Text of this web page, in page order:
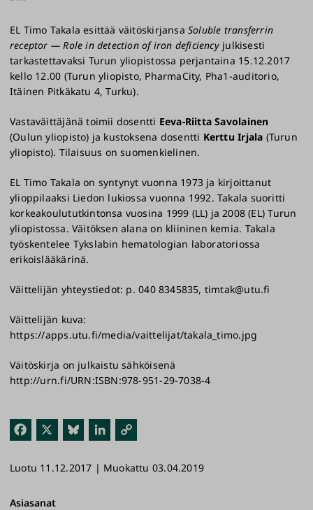
Fac
ok
Blu
y
Link
n
link
EL Timo Takala esittää väitöskirjansa Soluble transferrin
receptor — Role in detection of iron deficiencyjulkisesti
tarkastettavaksi Turun yliopistossa perjantaina 15.12.2017
kello 12.00 (Turun yliopisto, PharmaCity, Pha1-auditorio,
Itäinen Pitkäkatu 4, Turku).
Vastaväittäjänä toimii dosentti Eeva-Riitta Savolainen
(Oulun yliopisto) ja kustoksena dosentti Kerttu Irjala (Turun
yliopisto). Tilaisuus on suomenkielinen.
EL Timo Takala on syntynyt vuonna 1973 ja kirjoittanut
ylioppilaaksi Liedon lukiossa vuonna 1992. Takala suoritti
korkeakoulututkintonsa vuosina 1999 (LL) ja 2008 (EL) Turun
yliopistossa. Väitöksen alana on kliininen kemia. Takala
työskentelee Tykslabin hematologian laboratoriossa
erikoislääkärinä.
Väittelijän yhteystiedot: p. 040 8345835, timtak@utu.fi
Väittelijän kuva:
https://apps.utu.fi/media/vaittelijat/takala_timo.jpg
Väitöskirja on julkaistu sähköisenä
http://urn.fi/URN:ISBN:978-951-29-7038-4
Luotu 11.12.2017 | Muokattu 03.04.2019
Asiasanat